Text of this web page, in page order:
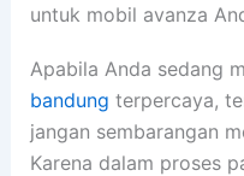
untuk mobil avanza
Apabila Anda sedang
bandung terpercaya,
jangan sembarangan
Karena dalam proses